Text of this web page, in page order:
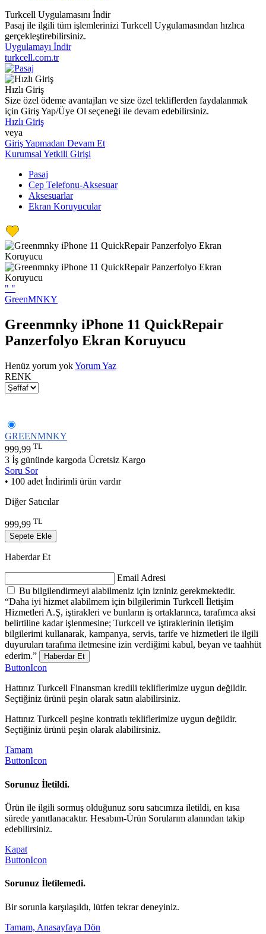
Turkcell Uygulamasını İndir
Pasaj ile ilgili tüm işlemlerinizi Turkcell Uygulamasından hızlıca
gerçekleştirebilirsiniz.
Uygulamayı İndir
turkcell.com.tr
Hızlı Giriş
Size özel ödeme avantajları ve size özel tekliflerden faydalanmak
için Giriş Yap/Üye Ol seçeneği ile devam edebilirsiniz.
Hızlı Giriş
veya
Giriş Yapmadan Devam Et
Kurumsal Yetkili Girişi
Pasaj
Cep Telefonu-Aksesuar
Aksesuarlar
Ekran Koruyucular
" "
GreenMNKY
Greenmnky iPhone 11 QuickRepair
Panzerfolyo Ekran Koruyucu
Henüz yorum yokYorum Yaz
RENK
GREENMNKY
999,99 TL
3 İş gününde kargoda Ücretsiz Kargo
Soru Sor
• 100 adet İndirimli ürün vardır
Diğer Satıcılar
999,99 TL
Sepete Ekle
Haberdar Et
Email Adresi
Bu bilgilendirmeyi alabilmeniz için izniniz gerekmektedir.
“Daha iyi hizmet alabilmem için bilgilerimin Turkcell İletişim
Hizmetleri A.Ş, iştirakleri ve bunların iş ortaklarınca, tarafımca aksi
belirtiline kadar işlenmesine; Turkcell ve iştiraklerinin iletişim
bilgilerimi kullanarak, kampanya, servis, tarife ve hizmetleri ile ilgili
duyuruları tarafıma iletmesine izin verdiğimi kabul, beyan ve taahhüt
ederim.”
Haberdar Et
ButtonIcon
Hattınız Turkcell Finansman kredili tekliflerimize uygun değildir.
Seçtiğiniz ürünü peşin olarak satın alabilirsiniz.
Hattınız Turkcell peşine kontratlı tekliflerimize uygun değildir.
Seçtiğiniz ürünü peşin olarak alabilirsiniz.
Tamam
ButtonIcon
Sorunuz İletildi.
Ürün ile ilgili sormuş olduğunuz soru satıcımıza iletildi, en kısa
sürede yanıtlanacaktır. Hesabım-Ürün Sorularım alanından takip
edebilirsiniz.
Kapat
ButtonIcon
Sorunuz İletilemedi.
Bir sorunla karşılaşıldı, lütfen tekrar deneyiniz.
Tamam, Anasayfaya Dön